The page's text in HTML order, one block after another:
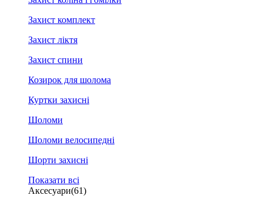
Захист комплект
Захист ліктя
Захист спини
Козирок для шолома
Куртки захисні
Шоломи
Шоломи велосипедні
Шорти захисні
Показати всі
Аксесуари(61)